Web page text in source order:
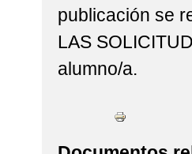
publicación se
LAS
alumno/a.